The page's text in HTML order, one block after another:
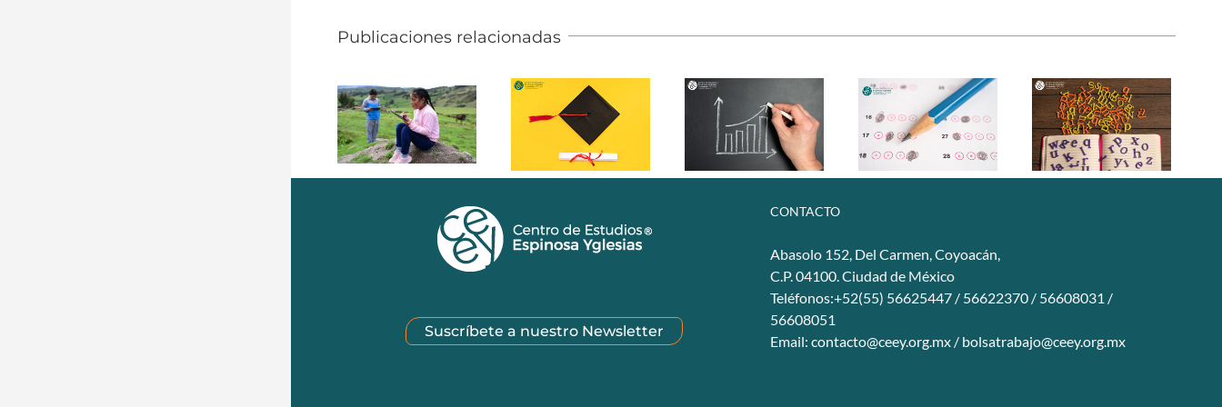
Publicaciones relacionadas
Suscríbete a nuestro Newsletter
CONTACTO
Abasolo 152, Del Carmen, Coyoacán,
C.P. 04100. Ciudad de México
Teléfonos:+52(55) 56625447 / 56622370 / 56608031 /
56608051
Email: contacto@ceey.org.mx / bolsatrabajo@ceey.org.mx